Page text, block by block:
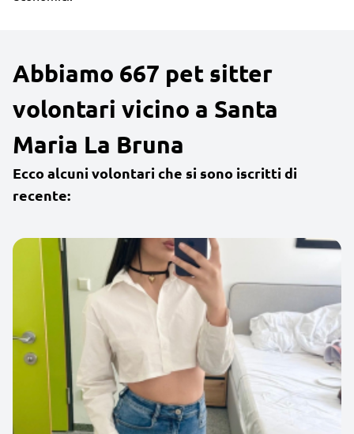
Abbiamo 667 pet sitter
volontari vicino a Santa
Maria La Bruna
Ecco alcuni volontari che si sono iscritti di
recente: